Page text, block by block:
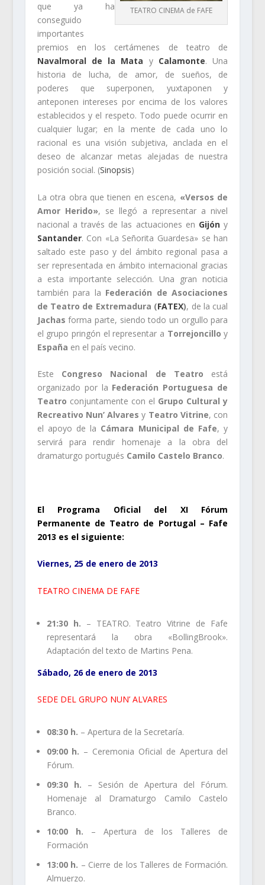
TEATRO CINEMA de FAFE
que ya ha
conseguido
importantes
premios en los certámenes de teatro de
Navalmoral de la Mata y Calamonte. Una
historia de lucha, de amor, de sueños, de
poderes que superponen, yuxtaponen y
anteponen intereses por encima de los valores
establecidos y el respeto. Todo puede ocurrir en
cualquier lugar; en la mente de cada uno lo
racional es una visión subjetiva, anclada en el
deseo de alcanzar metas alejadas de nuestra
posición social. (Sinopsis)
La otra obra que tienen en escena, «Versos de
Amor Herido», se llegó a representar a nivel
nacional a través de las actuaciones en Gijón y
Santander. Con «La Señorita Guardesa» se han
saltado este paso y del ámbito regional pasa a
ser representada en ámbito internacional gracias
a esta importante selección. Una gran noticia
también para la Federación de Asociaciones
de Teatro de Extremadura (FATEX), de la cual
Jachas forma parte, siendo todo un orgullo para
el grupo pringón el representar a Torrejoncillo y
España en el país vecino.
Este Congreso Nacional de Teatro está
organizado por la Federación Portuguesa de
Teatro conjuntamente con el Grupo Cultural y
Recreativo Nun’ Alvares y Teatro Vitrine, con
el apoyo de la Cámara Municipal de Fafe, y
servirá para rendir homenaje a la obra del
dramaturgo portugués Camilo Castelo Branco.
El Programa Oficial del XI Fórum
Permanente de Teatro de Portugal – Fafe
2013 es el siguiente:
Viernes, 25 de enero de 2013
TEATRO CINEMA DE FAFE
21:30 h. – TEATRO. Teatro Vitrine de Fafe
representará la obra «BollingBrook».
Adaptación del texto de Martins Pena.
Sábado, 26 de enero de 2013
SEDE DEL GRUPO NUN’ ALVARES
08:30 h. – Apertura de la Secretaría.
09:00 h. – Ceremonia Oficial de Apertura del
Fórum.
09:30 h. – Sesión de Apertura del Fórum.
Homenaje al Dramaturgo Camilo Castelo
Branco.
10:00 h. – Apertura de los Talleres de
Formación
13:00 h. – Cierre de los Talleres de Formación.
Almuerzo.